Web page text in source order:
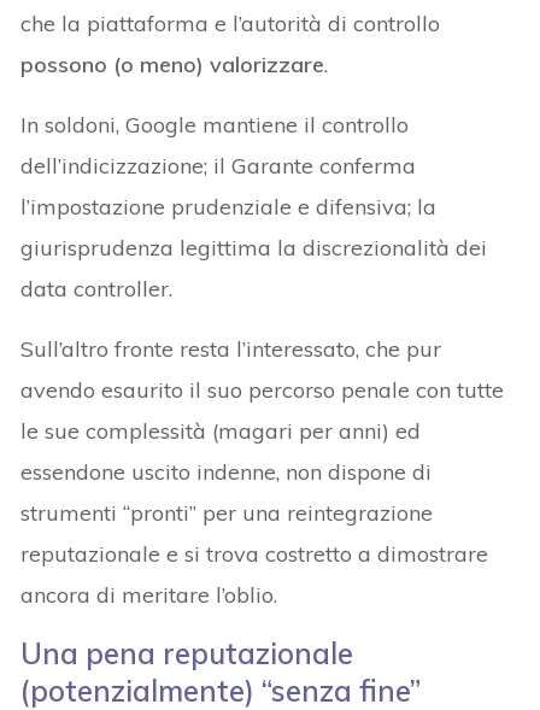
che la piattaforma e l’autorità di controllo
possono (o meno) valorizzare.
In soldoni, Google mantiene il controllo
dell’indicizzazione; il Garante conferma
l’impostazione prudenziale e difensiva; la
giurisprudenza legittima la discrezionalità dei
data controller.
Sull’altro fronte resta l’interessato, che pur
avendo esaurito il suo percorso penale con tutte
le sue complessità (magari per anni) ed
essendone uscito indenne, non dispone di
strumenti “pronti” per una reintegrazione
reputazionale e si trova costretto a dimostrare
ancora di meritare l’oblio.
Una pena reputazionale
(potenzialmente) “senza fine”